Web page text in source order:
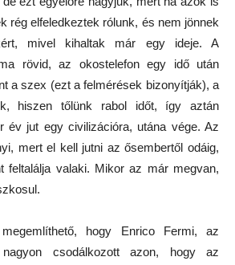
rég elfeledkeztek rólunk, és nem jönnek
mivel kihaltak már egy ideje. A
rövid, az okostelefon egy idő után
a szex (ezt a felmérések bizonyítják), a
hiszen tőlünk rabol időt, így aztán
év jut egy civilizációra, utána vége. Az
mert el kell jutni az ősembertől odáig,
feltalálja valaki. Mikor az már megvan,
megemlíthető, hogy Enrico Fermi, az
csodálkozott azon, hogy az